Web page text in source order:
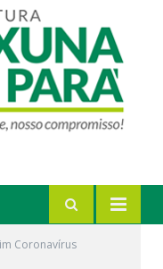
Coronavírus